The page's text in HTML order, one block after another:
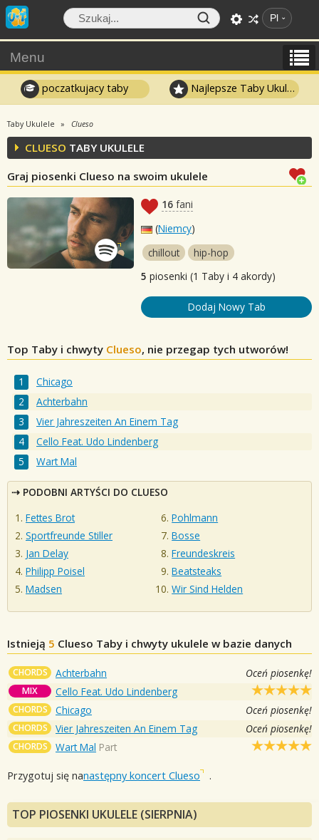
Pl
Menu
poczatkujacy taby Najlepsze Taby Ukulele
Taby Ukulele Clueso
CLUESO TABY UKULELE
Graj piosenki Clueso na swoim ukulele
16 fani
(Niemcy)
chillout
hip-hop
5 piosenki (1 Taby i 4 akordy)
Dodaj Nowy Tab
Top Taby i chwyty Clueso, nie przegap tych utworów!
Chicago
Achterbahn
Vier Jahreszeiten An Einem Tag
Cello Feat. Udo Lindenberg
Wart Mal
PODOBNI ARTYŚCI DO CLUESO
Fettes Brot
Sportfreunde Stiller
Jan Delay
Philipp Poisel
Madsen
Pohlmann
Bosse
Freundeskreis
Beatsteaks
Wir Sind Helden
Istnieją 5 Clueso Taby i chwyty ukulele w bazie danych
CHORDS Achterbahn Oceń piosenkę!
MIX Cello Feat. Udo Lindenberg
CHORDS Chicago Oceń piosenkę!
CHORDS Vier Jahreszeiten An Einem Tag Oceń piosenkę!
CHORDS Wart Mal Part
Przygotuj się nanastępny koncert Clueso .
TOP PIOSENKI UKULELE (SIERPNIA)